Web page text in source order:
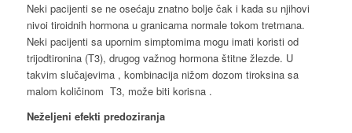
Neki pacijenti se ne osećaju znatno bolje čak i kada su njihovi
nivoi tiroidnih hormona u granicama normale tokom tretmana.
Neki pacijenti sa upornim simptomima mogu imati koristi od
trijodtironina (T3), drugog važnog hormona štitne žlezde. U
takvim slučajevima , kombinacija nižom dozom tiroksina sa
malom količinom T3, može biti korisna .
Neželjeni efekti predoziranja